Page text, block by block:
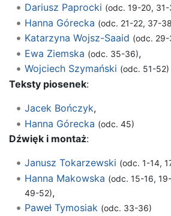
Dariusz Paprocki (odc. 19-20,
Hanna Górecka (odc. 21-22, 37-
Katarzyna Wojsz-Saaid (odc. 29-
Ewa Ziemska (odc. 35-36),
Wojciech Szymański (odc. 51-52)
Teksty piosenek:
Jacek Bończyk,
Hanna Górecka (odc. 45)
Dźwięk i montaż:
Janusz Tokarzewski (odc. 1-14,
Hanna Makowska (odc. 15-16,
49-52),
Paweł Tymosiak (odc. 33-36)